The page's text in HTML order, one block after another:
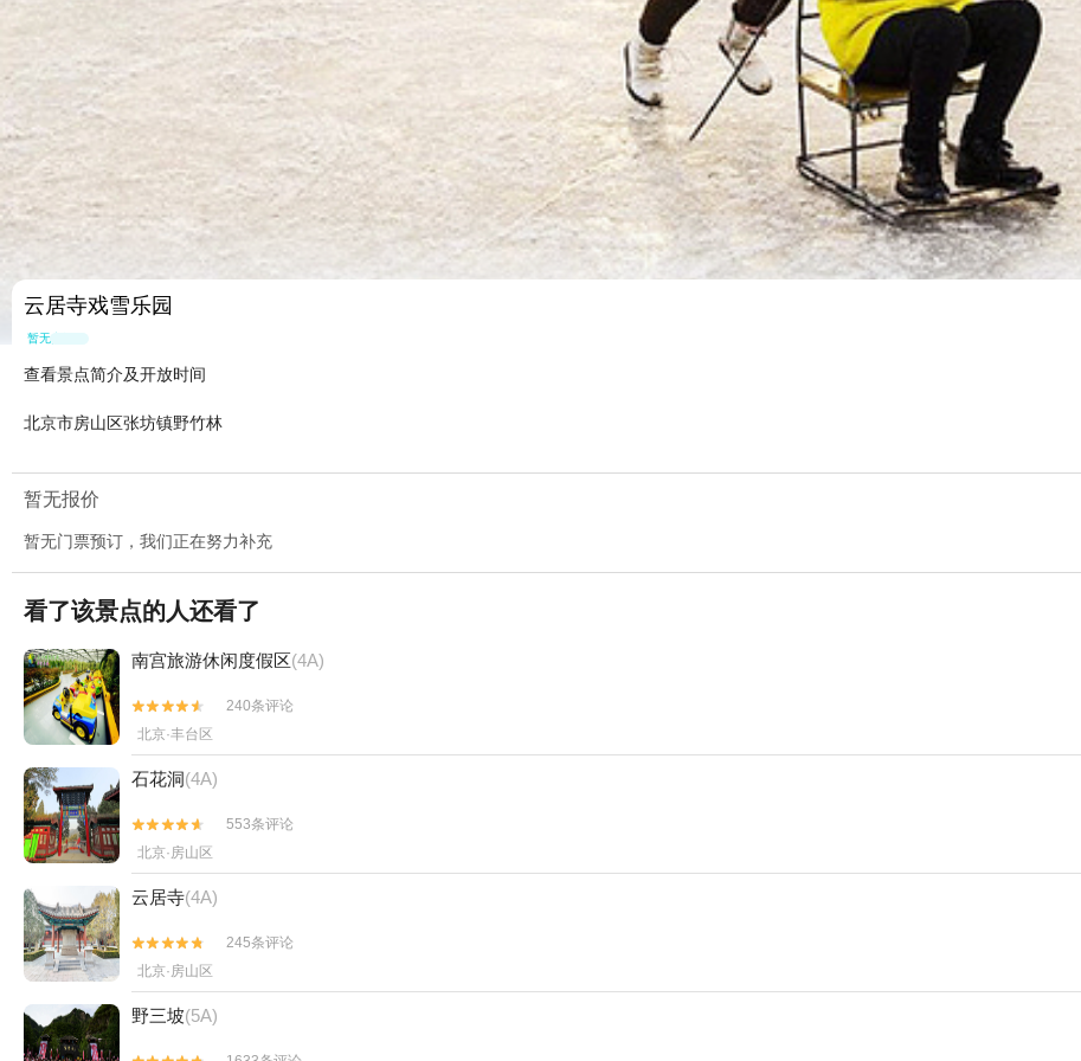
云居寺戏雪乐园
暂无点评
查看景点简介及开放时间
北京市房山区张坊镇野竹林
暂无报价
暂无门票预订，我们正在努力补充
看了该景点的人还看了
南宫旅游休闲度假区(4A)


240条评论
北京·丰台区
石花洞(4A)


553条评论
北京·房山区
云居寺(4A)


245条评论
北京·房山区
野三坡(5A)